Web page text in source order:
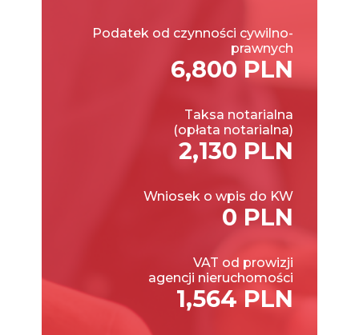
Podatek od czynności cywilno-
prawnych
6,800 PLN
Taksa notarialna
(opłata notarialna)
2,130 PLN
Wniosek o wpis do KW
0 PLN
VAT od prowizji
agencji nieruchomości
1,564 PLN